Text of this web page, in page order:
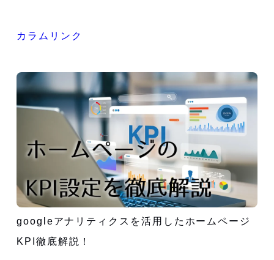
カラムリンク
googleアナリティクスを活用したホームページ
KPI徹底解説！